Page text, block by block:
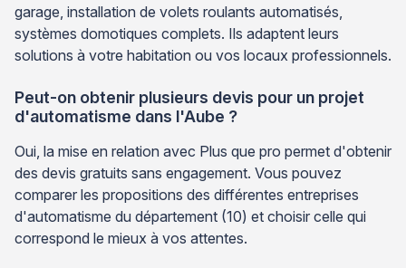
garage, installation de volets roulants automatisés,
systèmes domotiques complets. Ils adaptent leurs
solutions à votre habitation ou vos locaux professionnels.
Peut-on obtenir plusieurs devis pour un projet
d'automatisme dans l'Aube ?
Oui, la mise en relation avec Plus que pro permet d'obtenir
des devis gratuits sans engagement. Vous pouvez
comparer les propositions des différentes entreprises
d'automatisme du département (10) et choisir celle qui
correspond le mieux à vos attentes.